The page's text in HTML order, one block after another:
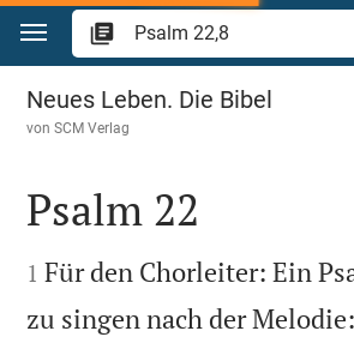
Zum Inhalt springen
Psalm 22
Neues Leben. Die Bibel
vonSCM Verlag

Psalm 22

1 Für den Chorleiter: Ein
zu singen nach der